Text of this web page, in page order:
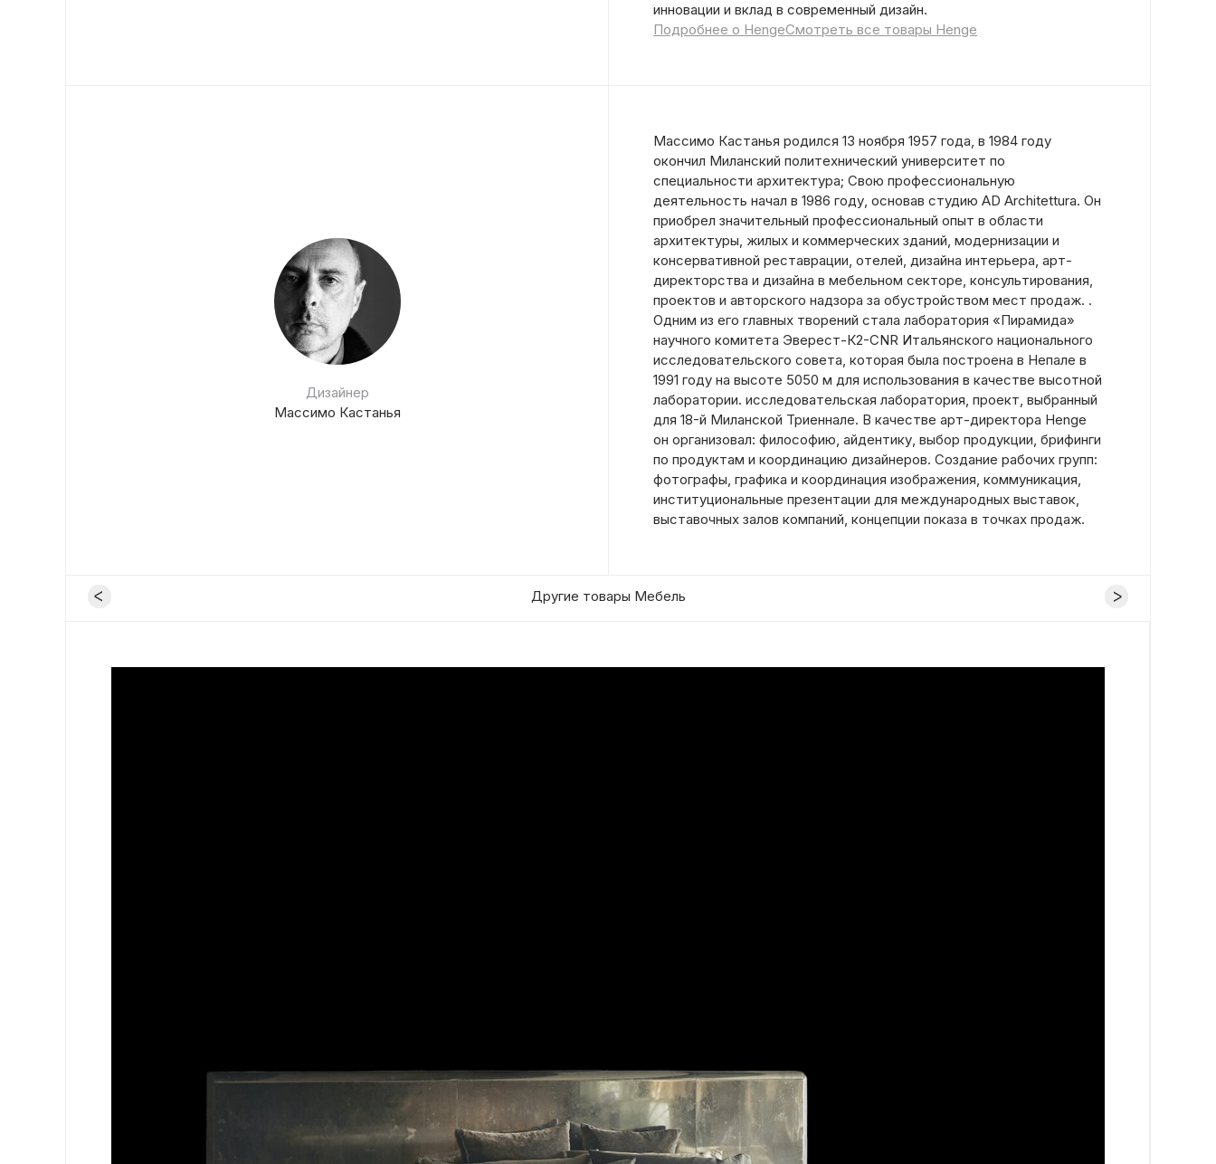
инновации и вклад в современный дизайн.
Подробнее о HengeСмотреть все товары Henge
Дизайнер
Массимо Кастанья
Массимо Кастанья родился 13 ноября 1957 года, в 1984 году
окончил Миланский политехнический университет по
специальности архитектура; Свою профессиональную
деятельность начал в 1986 году, основав студию AD Architettura. Он
приобрел значительный профессиональный опыт в области
архитектуры, жилых и коммерческих зданий, модернизации и
консервативной реставрации, отелей, дизайна интерьера, арт-
директорства и дизайна в мебельном секторе, консультирования,
проектов и авторского надзора за обустройством мест продаж. .
Одним из его главных творений стала лаборатория «Пирамида»
научного комитета Эверест-К2-CNR Итальянского национального
исследовательского совета, которая была построена в Непале в
1991 году на высоте 5050 м для использования в качестве высотной
лаборатории. исследовательская лаборатория, проект, выбранный
для 18-й Миланской Триеннале. В качестве арт-директора Henge
он организовал: философию, айдентику, выбор продукции, брифинги
по продуктам и координацию дизайнеров. Создание рабочих групп:
фотографы, графика и координация изображения, коммуникация,
институциональные презентации для международных выставок,
выставочных залов компаний, концепции показа в точках продаж.
Другие товары Мебель